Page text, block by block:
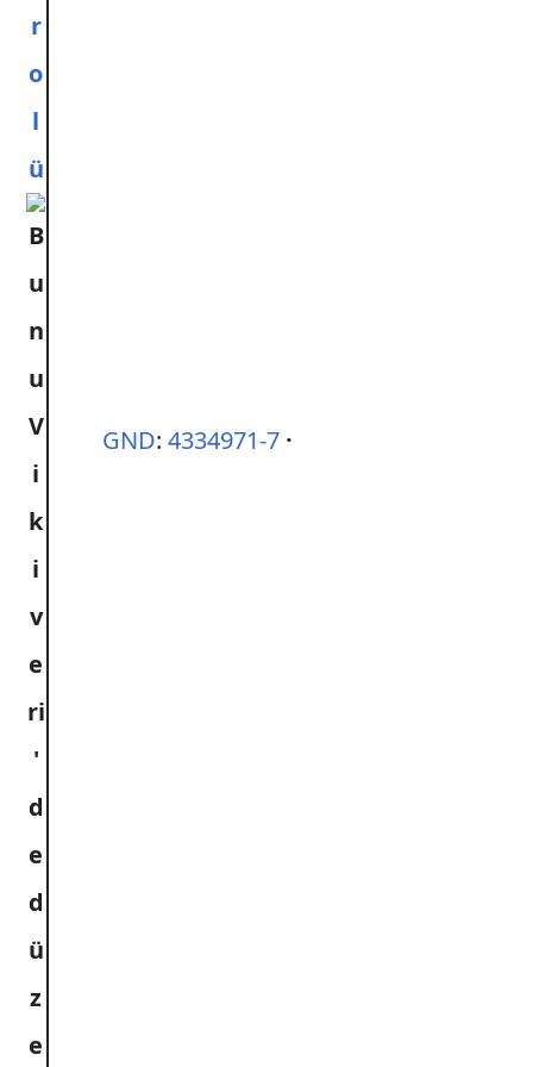
r
o
l
ü
GND: 4334971-7